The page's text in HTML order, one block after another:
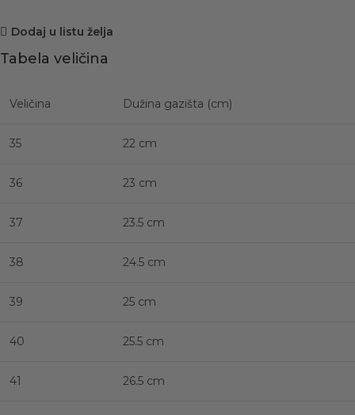
Dodaj u listu želja
Tabela veličina
Veličina Dužina gazišta (cm)
35 22 cm
36 23 cm
37 23.5 cm
38 24.5 cm
39 25 cm
40 25.5 cm
41 26.5 cm